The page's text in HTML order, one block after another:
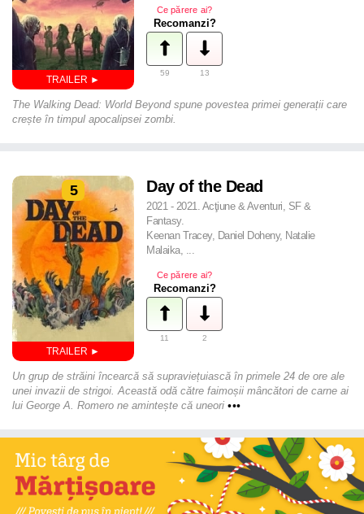
Ce părere ai?
Recomanzi?
59 13
The Walking Dead: World Beyond spune povestea primei generații care
crește în timpul apocalipsei zombi.
5 Day of the Dead
2021 - 2021. Acţiune & Aventuri, SF &
Fantasy.
Keenan Tracey, Daniel Doheny, Natalie
Malaika, ...
Ce părere ai?
Recomanzi?
11 2
Un grup de străini încearcă să supraviețuiască în primele 24 de ore ale
unei invazii de strigoi. Această odă către faimoșii mâncători de carne ai
lui George A. Romero ne amintește că uneori •••